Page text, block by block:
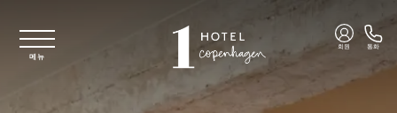
메뉴
회원 통화